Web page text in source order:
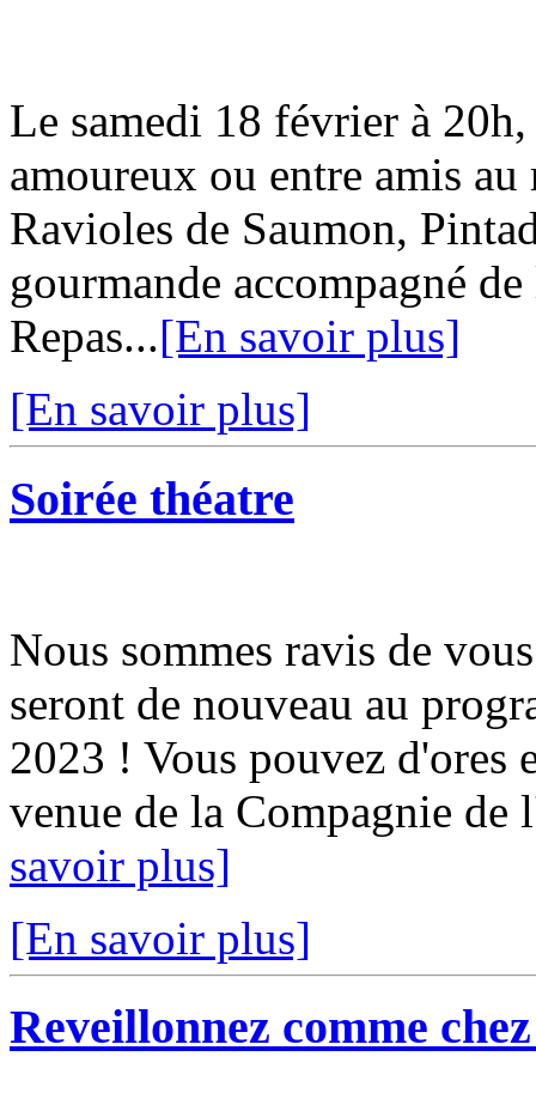
Le samedi 18 février à
amoureux ou entre amis
Ravioles de Saumon,
gourmande accompagné
Repas...[En savoir plus]
[En savoir plus]
Soirée théatre
Nous sommes ravis de
seront de nouveau au
2023 ! Vous pouvez d'ores
venue de la Compagnie
savoir plus]
[En savoir plus]
Reveillonnez comme